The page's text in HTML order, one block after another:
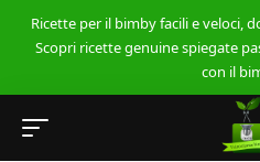
Ricette per il bimby facili e veloci,
Scopri ricette genuine spiegate
con il